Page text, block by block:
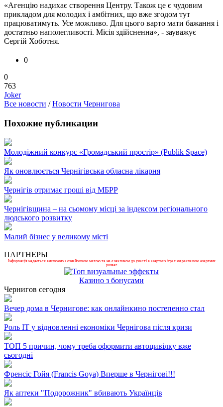
«Агенцію надихає створення Центру. Також це є чудовим
прикладом для молодих і амбітних, що вже згодом тут
працюватимуть. Усе можливо. Для цього варто мати бажання і
достатньо наполегливості. Місія здійсненна», - зауважує
Сергій Хоботня.
0
0
763
Joker
Все новости /Новости Чернигова
Похожие публикации
Молодіжний конкурс «Громадський простір» (Publik Space)
Як оновлюється Чернігівська обласна лікарня
Чернігів отримає гроші від МБРР
Чернігівщина – на сьомому місці за індексом регіонального
людського розвитку
Малий бізнес у великому місті
ПАРТНЕРЫ
Інформація надається виключно з ознайомчою метою та не є закликом до участі в азартних іграх чи рекламою азартних
розваг.
Казино з бонусами
Чернигов сегодня
Вечер дома в Чернигове: как онлайнкино постепенно стал
Роль ІТ у відновленні економіки Чернігова після кризи
ТОП 5 причин, чому треба оформити автоцивілку вже
сьогодні
Френсіс Гойя (Francis Goya) Вперше в Чернігові!!!
Як аптеки "Подорожник" вбивають Українців